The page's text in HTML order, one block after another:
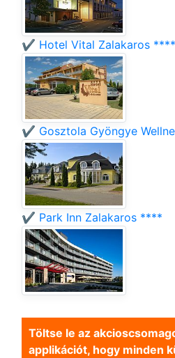
✔️ Hotel Vital Zalakaros ****
✔️ Gosztola Gyöngye
✔️ Park Inn Zalakaros ****
Töltse le az
applikációt, hogy minden